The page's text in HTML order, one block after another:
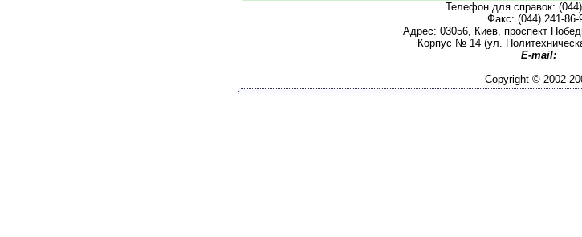
Телефон для справок:
Факс: (044) 241-86-
Адрес: 03056, Киев, проспект
Корпус № 14 (ул.
E-mail:
Copyright © 2002-